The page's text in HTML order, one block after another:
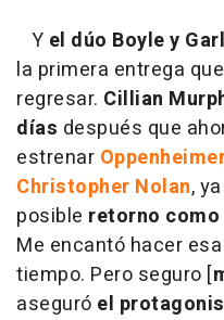
Y el dúo Boyle y
la primera entrega
regresar. Cillian
días después que
estrenar
Christopher Nolan,
posible retorno
Me encantó hacer
tiempo. Pero seguro [
aseguró el